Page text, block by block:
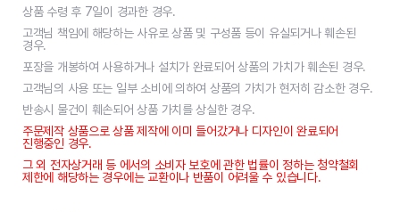
상품 수령 후 7일이 경과한 경우.
고객님 책임에 해당하는 사유로 상품 및 구성품 등이 유실되거나 훼손된
경우.
포장을 개봉하여 사용하거나 설치가 완료되어 상품의 가치가 훼손된 경우.
고객님의 사용 또는 일부 소비에 의하여 상품의 가치가 현저히 감소한 경우.
반송시 물건이 훼손되어 상품 가치를 상실한 경우.
주문제작 상품으로 상품 제작에 이미 들어갔거나 디자인이 완료되어
진행중인 경우.
그 외 전자상거래 등 에서의 소비자 보호에 관한 법률이 정하는 청약철회
제한에 해당하는 경우에는 교환이나 반품이 어려울 수 있습니다.